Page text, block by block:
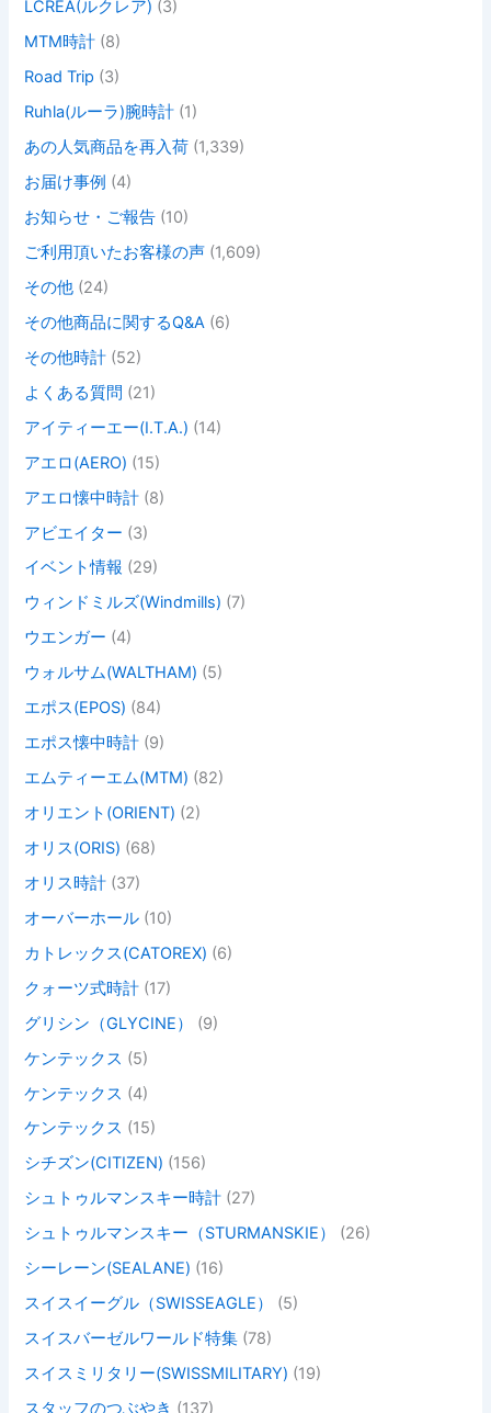
LCREA(ルクレア) (3)
MTM時計 (8)
Road Trip (3)
Ruhla(ルーラ)腕時計 (1)
あの人気商品を再入荷 (1,339)
お届け事例 (4)
お知らせ・ご報告 (10)
ご利用頂いたお客様の声 (1,609)
その他 (24)
その他商品に関するQ&A (6)
その他時計 (52)
よくある質問 (21)
アイティーエー(I.T.A.) (14)
アエロ(AERO) (15)
アエロ懐中時計 (8)
アビエイター (3)
イベント情報 (29)
ウィンドミルズ(Windmills) (7)
ウエンガー (4)
ウォルサム(WALTHAM) (5)
エポス(EPOS) (84)
エポス懐中時計 (9)
エムティーエム(MTM) (82)
オリエント(ORIENT) (2)
オリス(ORIS) (68)
オリス時計 (37)
オーバーホール (10)
カトレックス(CATOREX) (6)
クォーツ式時計 (17)
グリシン（GLYCINE）
(9)
ケンテックス (5)
ケンテックス (4)
ケンテックス (15)
シチズン(CITIZEN) (156)
シュトゥルマンスキー時計 (27)
シュトゥルマンスキー（STURMANSKIE）
(26)
シーレーン(SEALANE) (16)
スイスイーグル（SWISSEAGLE）
(5)
スイスバーゼルワールド特集 (78)
スイスミリタリー(SWISSMILITARY) (19)
スタッフのつぶやき (137)